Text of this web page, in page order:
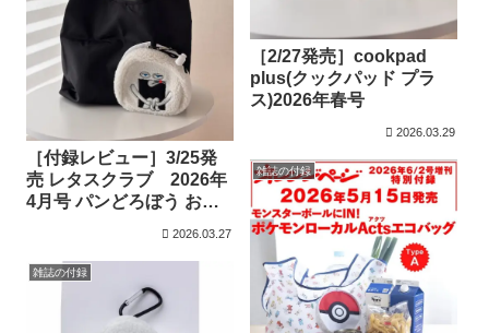
［2/27発売］cookpad
plus(クックパッド プラ
ス)2026年春号
2026.03.29
［付録レビュー］3/25発
売 レタスクラブ 2026年
4月号 パンどろぼう おに
2026.03.27
雑誌の付録
雑誌の付録